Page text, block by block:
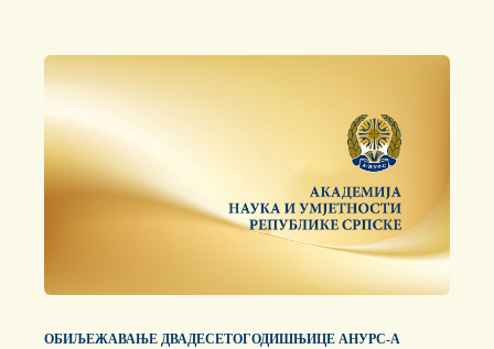
ОБИЉЕЖАВАЊЕ ДВАДЕСЕТОГОДИШЊИЦЕ АНУРС-А